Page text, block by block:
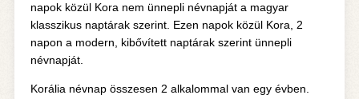
napok közül Kora nem ünnepli névnapját a magyar
klasszikus naptárak szerint. Ezen napok közül Kora, 2
napon a modern, kibővített naptárak szerint ünnepli
névnapját.
Korália névnap összesen 2 alkalommal van egy évben.